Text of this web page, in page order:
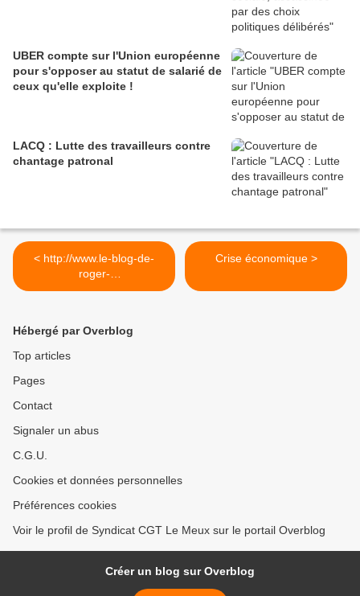
UBER compte sur l'Union européenne
pour s'opposer au statut de salarié de
ceux qu'elle exploite !
LACQ : Lutte des travailleurs contre
chantage patronal
< http://www.le-blog-de-
roger-
colombier.com/2020/06/cou
retraites.html
Crise économique >
Hébergé par Overblog
Top articles
Pages
Contact
Signaler un abus
C.G.U.
Cookies et données personnelles
Préférences cookies
Voir le profil de Syndicat CGT Le Meux sur le portail Overblog
Créer un blog sur Overblog